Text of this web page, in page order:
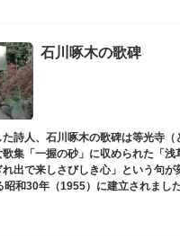
石川啄木の歌碑
詩人、石川啄木の歌碑は等光寺（
歌集「一握の砂」に収められた「
出で来しさびしき心」という句が
和30年（1955）に建立されました